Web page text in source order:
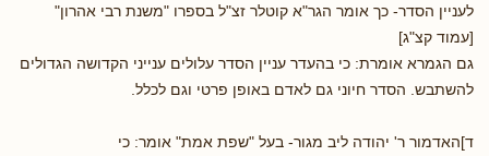
לעניין הסדר- כך אומר הגר"א קוטלר זצ"ל בספרו "משנת רבי אהרון"
[עמוד קצ"ג]
גם הגמרא אומרת: כי בהעדר עניין הסדר עלולים ענייני הקדושה הגדולים
להשתבש. הסדר חיוני גם לאדם באופן פרטי וגם לכלל.
ד]האדמור ר' יהודה ליב מגור- בעל "שפת אמת" אומר: כי